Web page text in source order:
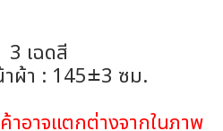
3 เฉดสี
าผ้า : 145±3 ซม.
าอาจแตกต่างจากในภาพ